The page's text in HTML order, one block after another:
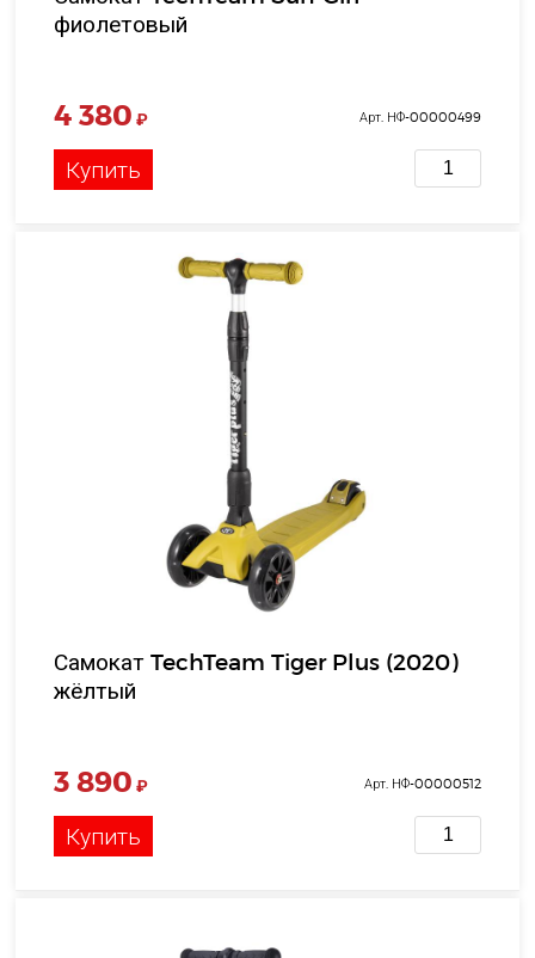
фиолетовый
4 380 ₽ Арт. НФ-00000499
Купить
Самокат TechTeam Tiger Plus (2020)
жёлтый
3 890 ₽ Арт. НФ-00000512
Купить